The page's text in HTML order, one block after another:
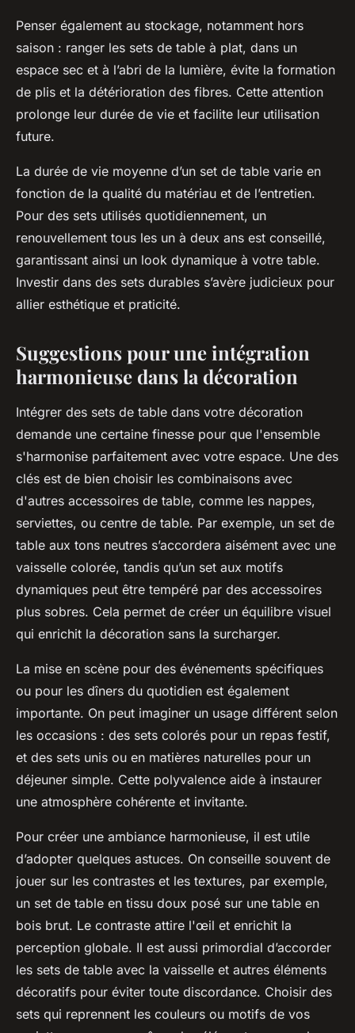
Penser également au stockage, notamment hors
saison : ranger les sets de table à plat, dans un
espace sec et à l’abri de la lumière, évite la formation
de plis et la détérioration des fibres. Cette attention
prolonge leur durée de vie et facilite leur utilisation
future.
La durée de vie moyenne d’un set de table varie en
fonction de la qualité du matériau et de l’entretien.
Pour des sets utilisés quotidiennement, un
renouvellement tous les un à deux ans est conseillé,
garantissant ainsi un look dynamique à votre table.
Investir dans des sets durables s’avère judicieux pour
allier esthétique et praticité.
Suggestions pour une intégration
harmonieuse dans la décoration
Intégrer des sets de table dans votre décoration
demande une certaine finesse pour que l'ensemble
s'harmonise parfaitement avec votre espace. Une des
clés est de bien choisir les combinaisons avec
d'autres accessoires de table, comme les nappes,
serviettes, ou centre de table. Par exemple, un set de
table aux tons neutres s’accordera aisément avec une
vaisselle colorée, tandis qu’un set aux motifs
dynamiques peut être tempéré par des accessoires
plus sobres. Cela permet de créer un équilibre visuel
qui enrichit la décoration sans la surcharger.
La mise en scène pour des événements spécifiques
ou pour les dîners du quotidien est également
importante. On peut imaginer un usage différent selon
les occasions : des sets colorés pour un repas festif,
et des sets unis ou en matières naturelles pour un
déjeuner simple. Cette polyvalence aide à instaurer
une atmosphère cohérente et invitante.
Pour créer une ambiance harmonieuse, il est utile
d’adopter quelques astuces. On conseille souvent de
jouer sur les contrastes et les textures, par exemple,
un set de table en tissu doux posé sur une table en
bois brut. Le contraste attire l'œil et enrichit la
perception globale. Il est aussi primordial d’accorder
les sets de table avec la vaisselle et autres éléments
décoratifs pour éviter toute discordance. Choisir des
sets qui reprennent les couleurs ou motifs de vos